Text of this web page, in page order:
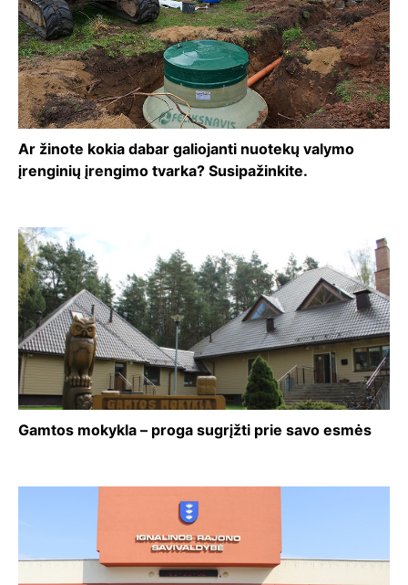
Ar žinote kokia dabar galiojanti nuotekų valymo
įrenginių įrengimo tvarka? Susipažinkite.
Gamtos mokykla – proga sugrįžti prie savo esmės